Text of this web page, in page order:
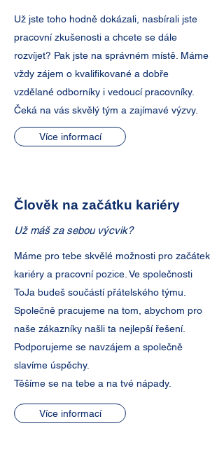
Už jste toho hodně dokázali, nasbírali jste
pracovní zkušenosti a chcete se dále
rozvíjet? Pak jste na správném místě. Máme
vždy zájem o kvalifikované a dobře
vzdělané odborníky i vedoucí pracovníky.
Čeká na vás skvělý tým a zajímavé výzvy.
Více informací
Člověk na začátku kariéry
Už máš za sebou výcvik?
Máme pro tebe skvělé možnosti pro začátek
kariéry a pracovní pozice. Ve společnosti
ToJa budeš součástí přátelského týmu.
Společně pracujeme na tom, abychom pro
naše zákazníky našli ta nejlepší řešení.
Podporujeme se navzájem a společně
slavíme úspěchy.
Těšíme se na tebe a na tvé nápady.
Více informací